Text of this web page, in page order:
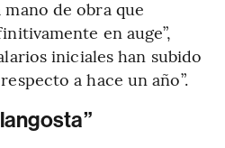
mano de obra que
en auge”,
iniciales han subido
a hace un año”.